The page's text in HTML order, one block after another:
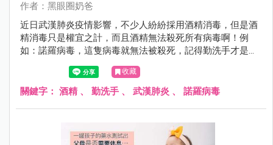
作者：黑眼圈奶爸
近日武漢肺炎疫情影響，不少人紛紛採用酒精消毒，但是酒
精消毒只是權宜之計，而且酒精無法殺死所有病毒啊！例
如：諾羅病毒，這隻病毒就無法被殺死，記得勤洗手才是王
收藏
關鍵字： 酒精 、 勤洗手 、 武漢肺炎 、 諾羅病毒